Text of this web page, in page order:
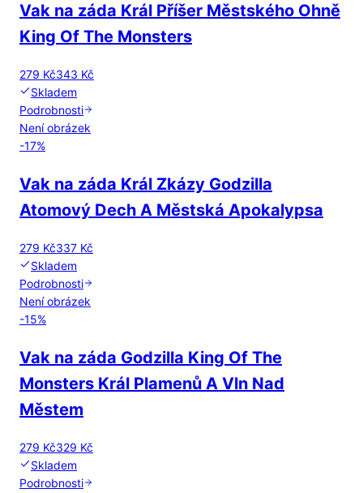
Vak na záda Král Příšer Městského Ohně
King Of The Monsters
279 Kč343 Kč
Skladem
Podrobnosti
Není obrázek
-17%
Vak na záda Král Zkázy Godzilla
Atomový Dech A Městská Apokalypsa
279 Kč337 Kč
Skladem
Podrobnosti
Není obrázek
-15%
Vak na záda Godzilla King Of The
Monsters Král Plamenů A Vln Nad
Městem
279 Kč329 Kč
Skladem
Podrobnosti